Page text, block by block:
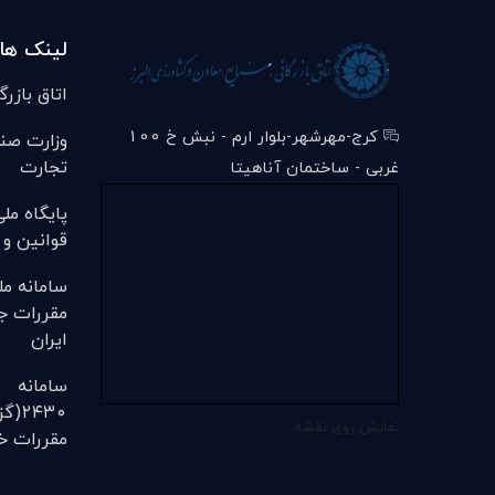
کرج-مهرشهر-بلوار ارم - نبش خ 100
غربی - ساختمان آناهیتا
لینک
اتاق
وزارت
تجارت
پایگاه
قوانین
سامانه
مقررات
ایران
سامانه
مقررات